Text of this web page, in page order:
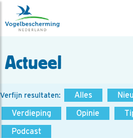
Actueel
Verfijn resultaten: Alles
Verdieping
Opinie
Podcast